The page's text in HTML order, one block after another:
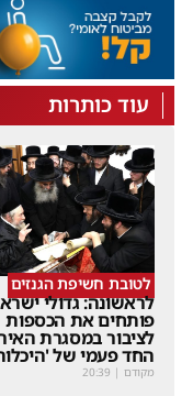
עוד כותרות
לטובת חשיפת הגנזים
לראשונה: גדולי
פותחים את הכספות
לציבור במסגרת
החד פעמי של
מקודם |
20:39